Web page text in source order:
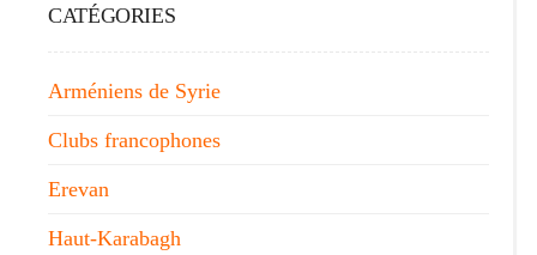
CATÉGORIES
Arméniens de Syrie
Clubs francophones
Erevan
Haut-Karabagh